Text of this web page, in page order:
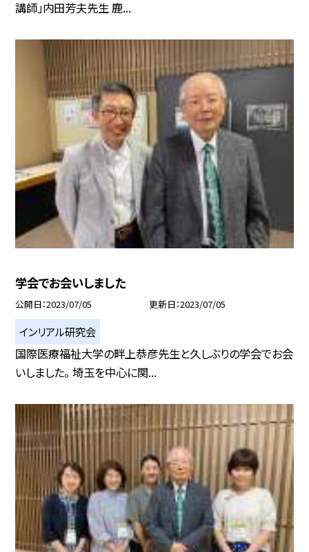
講師」内田芳夫先生 鹿...
学会でお会いしました
公開日 2023/07/05 更新日 2023/07/05
インリアル研究会
国際医療福祉大学の畔上恭彦先生と久しぶりの学会でお会
いしました。 埼玉を中心に関...